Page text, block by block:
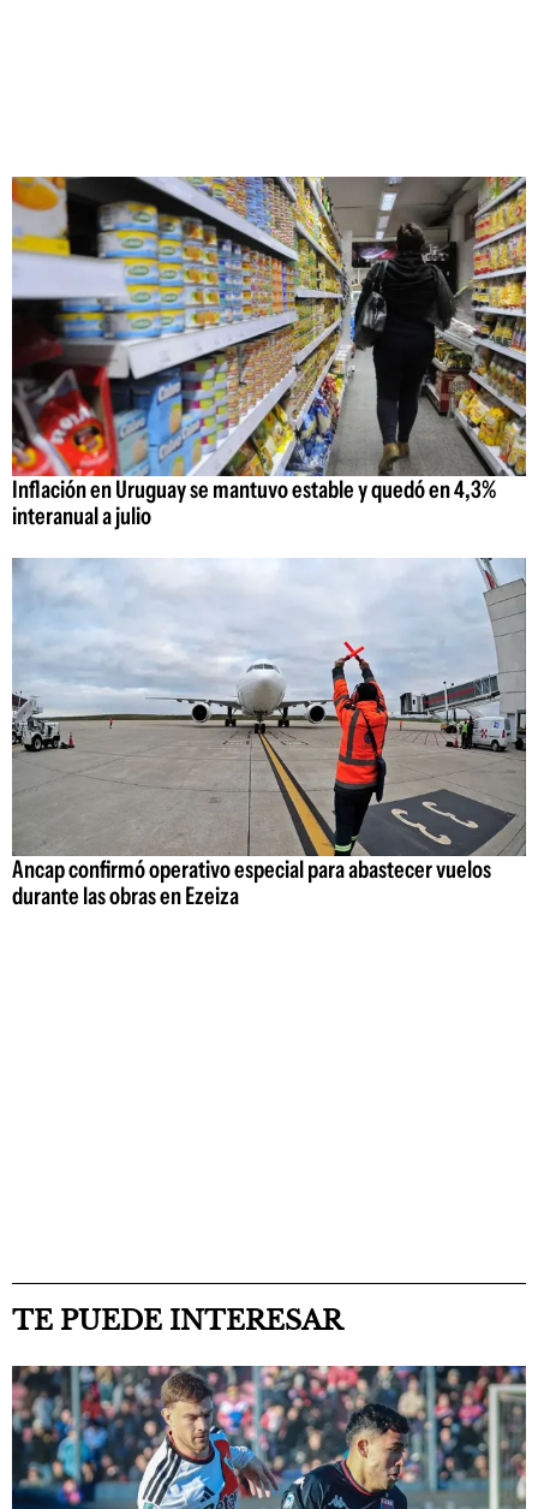
Inflación en Uruguay se mantuvo estable y quedó en 4,3%
interanual a julio
Ancap confirmó operativo especial para abastecer vuelos
durante las obras en Ezeiza
TE PUEDE INTERESAR